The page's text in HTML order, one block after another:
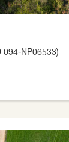
094-NP06533)